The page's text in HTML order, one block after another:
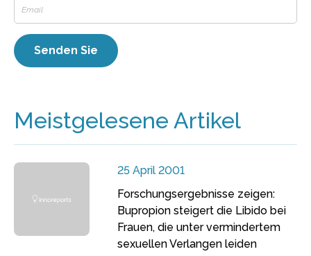
Meistgelesene Artikel
25 April 2001
Forschungsergebnisse zeigen:
Bupropion steigert die Libido bei
Frauen, die unter vermindertem
sexuellen Verlangen leiden